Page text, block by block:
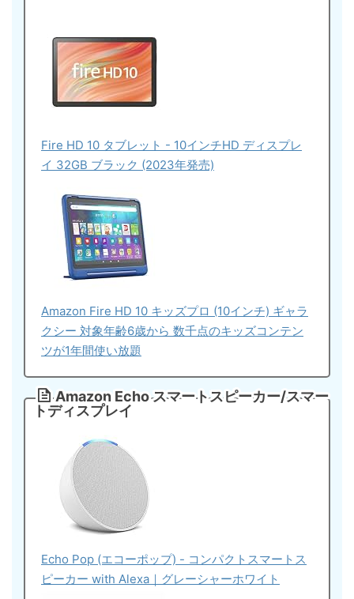
Fire HD 10 タブレット - 10インチHD ディスプレ
イ 32GB ブラック (2023年発売)
Amazon Fire HD 10 キッズプロ (10インチ) ギャラ
クシー 対象年齢6歳から 数千点のキッズコンテン
ツが1年間使い放題
Amazon Echo スマートスピーカー/スマー
トディスプレイ
Echo Pop (エコーポップ) - コンパクトスマートス
ピーカー with Alexa｜グレーシャーホワイト